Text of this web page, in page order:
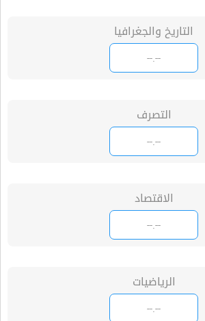
التاريخ والجغرافيا
التصرف
الاقتصاد
الرياضيات